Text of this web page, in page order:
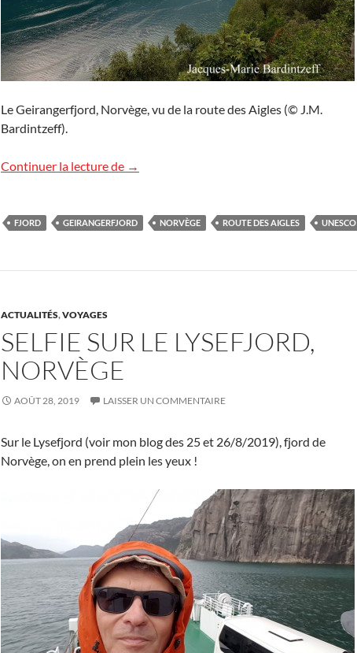
Le Geirangerfjord, Norvège, vu de la route des Aigles (© J.M.
Bardintzeff).
Continuer la lecture de Geirangerfjord, Norvège
→
FJORD GEIRANGERFJORD NORVÈGE ROUTE DES AIGLES UNESCO
ACTUALITÉS,VOYAGES
SELFIE SUR LE LYSEFJORD,
NORVÈGE
AOÛT 28, 2019 LAISSER UN COMMENTAIRE
Sur le Lysefjord (voir mon blog des 25 et 26/8/2019), fjord de
Norvège, on en prend plein les yeux !